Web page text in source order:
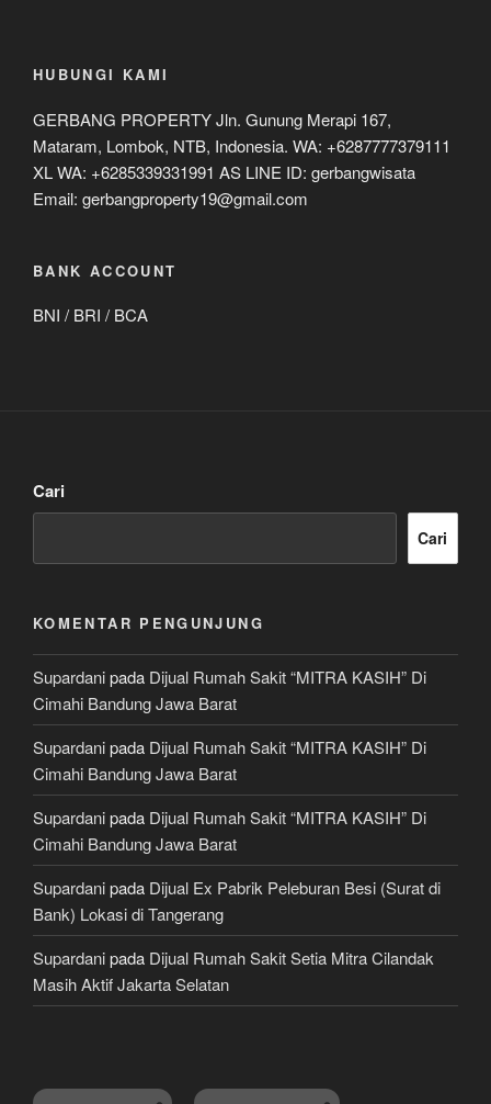
HUBUNGI KAMI
GERBANG PROPERTY Jln. Gunung Merapi 167,
Mataram, Lombok, NTB, Indonesia. WA: +6287777379111
XL WA: +6285339331991 AS LINE ID: gerbangwisata
Email: gerbangproperty19@gmail.com
BANK ACCOUNT
BNI / BRI / BCA
Cari
Cari
KOMENTAR PENGUNJUNG
Supardanipada Dijual Rumah Sakit “MITRA KASIH” Di
Cimahi Bandung Jawa Barat
Supardanipada Dijual Rumah Sakit “MITRA KASIH” Di
Cimahi Bandung Jawa Barat
Supardanipada Dijual Rumah Sakit “MITRA KASIH” Di
Cimahi Bandung Jawa Barat
Supardanipada Dijual Ex Pabrik Peleburan Besi (Surat di
Bank) Lokasi di Tangerang
Supardanipada Dijual Rumah Sakit Setia Mitra Cilandak
Masih Aktif Jakarta Selatan